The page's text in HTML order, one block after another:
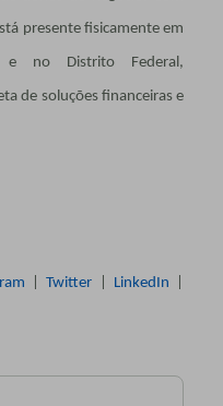
presente fisicamente em
e no Distrito Federal,
de soluções financeiras e
Twitter LinkedIn